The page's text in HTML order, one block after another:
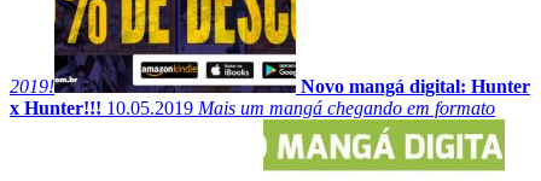
2019!
Novo mangá digital: Hunter
x Hunter!!! 10.05.2019 Mais um mangá chegando em formato